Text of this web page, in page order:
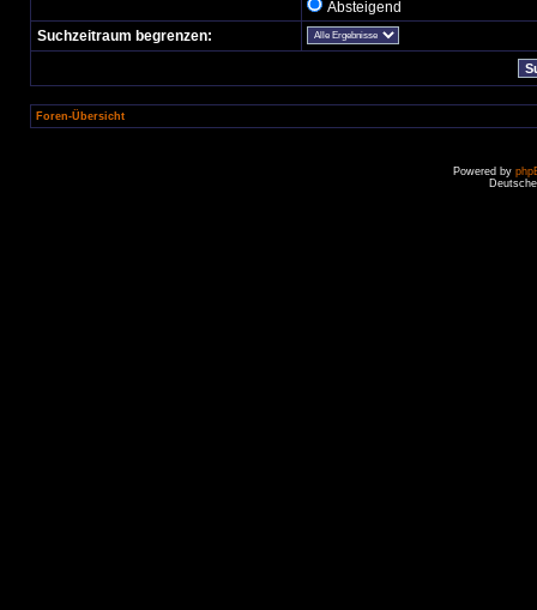
Absteigend
Suchzeitraum begrenzen:
Foren-Übersicht
Powered by